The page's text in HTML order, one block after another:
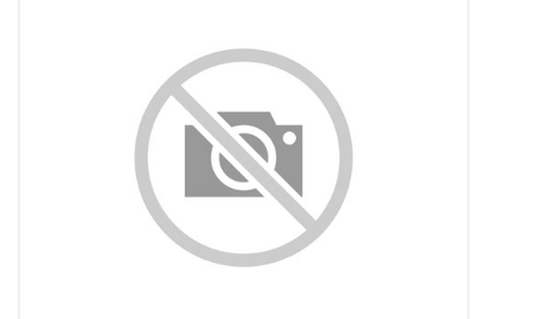
ΚΑΛΛΙΕΡΓΕΙΕΣ